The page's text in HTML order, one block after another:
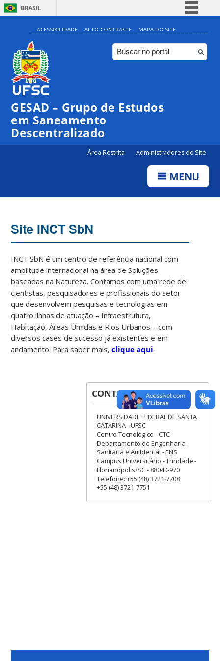
BRASIL
Simplifique!
Comunica BR
Participe
Canais
ACESSIBILIDADE ALTO CONTRASTE MAPA DO SITE
GESAD – Grupo de Estudos
em Saneamento
Descentralizado
Área Restrita Administradores do Site
MENU
Site INCT SbN
INCT SbN é um centro de referência nacional com
amplitude internacional na área de Soluções
baseadas na Natureza. Contamos com uma rede de
cientistas, pesquisadores e profissionais do setor
que desenvolvem pesquisas e tecnologias em
quatro linhas de atuação – Infraestrutura,
Habitação, Áreas Úmidas e Rios Urbanos – com
diversos cases de sucesso já existentes e em
andamento. Para saber mais,clique aqui.
CONTATOS
UNIVERSIDADE FEDERAL DE SANTA
CATARINA - UFSC
Centro Tecnológico - CTC
Departamento de Engenharia
Sanitária e Ambiental - ENS
Campus Universitário - Trindade -
Florianópolis/SC - 88040-970
Telefone: +55 (48) 3721-7708
+55 (48) 3721-7751